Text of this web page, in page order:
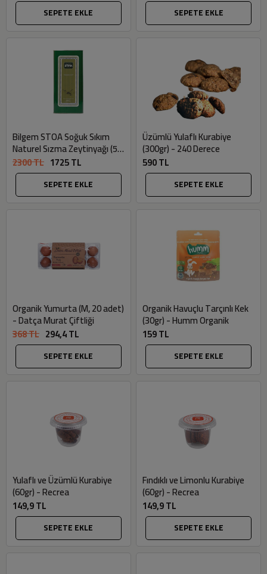
SEPETE EKLE SEPETE EKLE
Bilgem STOA Soğuk Sıkım
Naturel Sızma Zeytinyağı (5
Litre) - Stoa
2300 TL 1725 TL
SEPETE EKLE
Üzümlü Yulaflı Kurabiye
(300gr) - 240 Derece
590 TL
SEPETE EKLE
Organik Yumurta (M, 20 adet)
- Datça Murat Çiftliği
368 TL 294,4 TL
SEPETE EKLE
Organik Havuçlu Tarçınlı Kek
(30gr) - Humm Organik
159 TL
SEPETE EKLE
Yulaflı ve Üzümlü Kurabiye
(60gr) - Recrea
149,9 TL
SEPETE EKLE
Fındıklı ve Limonlu Kurabiye
(60gr) - Recrea
149,9 TL
SEPETE EKLE